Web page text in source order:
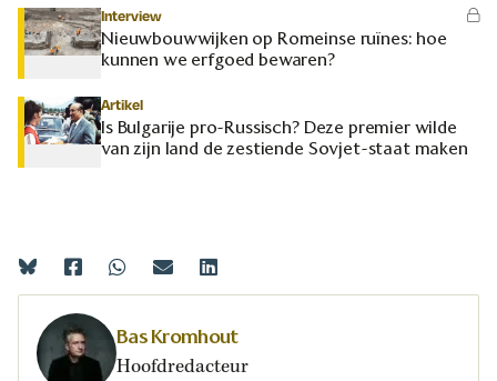
Interview
Nieuwbouwwijken op Romeinse ruïnes: hoe
kunnen we erfgoed bewaren?
Artikel
Is Bulgarije pro-Russisch? Deze premier wilde
van zijn land de zestiende Sovjet-staat maken
Bas Kromhout
Hoofdredacteur